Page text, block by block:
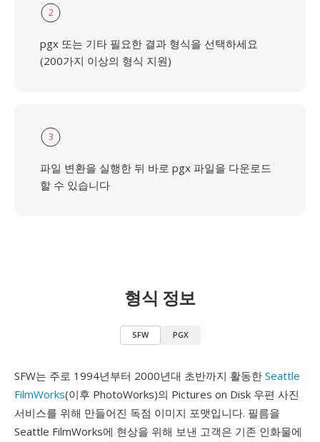
2
pgx 또는 기타 필요한 결과 형식을 선택하세요
(200가지 이상의 형식 지원)
3
파일 변환을 실행한 뒤 바로 pgx 파일을 다운로드
할 수 있습니다
형식 정보
SFW PGX
SFW는 주로 1994년부터 2000년대 초반까지 활동한 Seattle
FilmWorks(이후 PhotoWorks)의 Pictures on Disk 우편 사진
서비스를 위해 만들어진 독점 이미지 포맷입니다. 필름을
Seattle FilmWorks에 현상을 위해 보낸 고객은 기존 인화물에